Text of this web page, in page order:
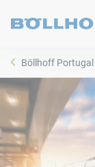
Böllhoff Portugal